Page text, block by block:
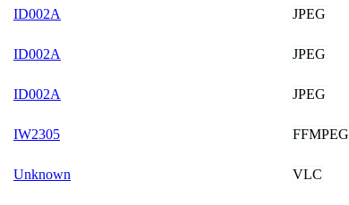
ID002A JPEG
ID002A JPEG
ID002A JPEG
IW2305 FFMPEG
Unknown VLC